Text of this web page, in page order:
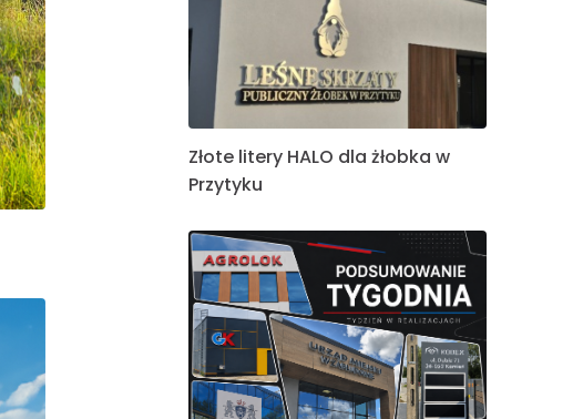
Złote litery HALO dla żłobka w
Przytyku